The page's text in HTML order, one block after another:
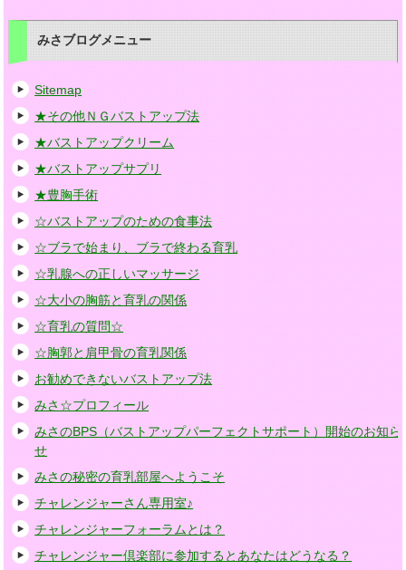
みさブログメニュー
Sitemap
★その他ＮＧバストアップ法
★バストアップクリーム
★バストアップサプリ
★豊胸手術
☆バストアップのための食事法
☆ブラで始まり、ブラで終わる育乳
☆乳腺への正しいマッサージ
☆大小の胸筋と育乳の関係
☆育乳の質問☆
☆胸郭と肩甲骨の育乳関係
お勧めできないバストアップ法
みさ☆プロフィール
みさのBPS（バストアップパーフェクトサポート）開始のお知ら
せ
みさの秘密の育乳部屋へようこそ
チャレンジャーさん専用室♪
チャレンジャーフォーラムとは？
チャレンジャー倶楽部に参加するとあなたはどうなる？